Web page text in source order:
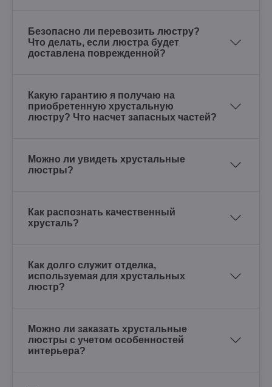
Безопасно ли перевозить люстру?
Что делать, если люстра будет
доставлена поврежденной?
Какую гарантию я получаю на
приобретенную хрустальную
люстру? Что насчет запасных частей?
Можно ли увидеть хрустальные
люстры?
Как распознать качественный
хрусталь?
Как долго служит отделка,
используемая для хрустальных
люстр?
Можно ли заказать хрустальные
люстры с учетом особенностей
интерьера?